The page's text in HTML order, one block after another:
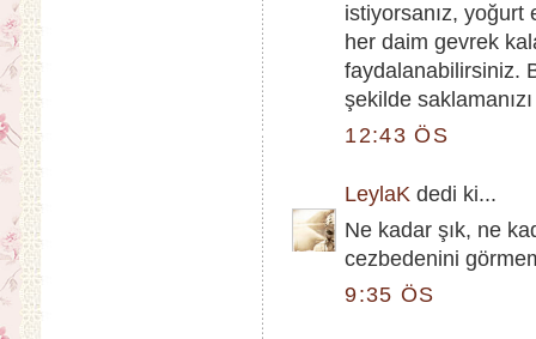
istiyorsanız, yoğurt
her daim gevrek
faydalanabilirsiniz.
şekilde
12:43 ÖS
LeylaK dedi ki...
Ne kadar şık, ne
cezbedenini
9:35 ÖS